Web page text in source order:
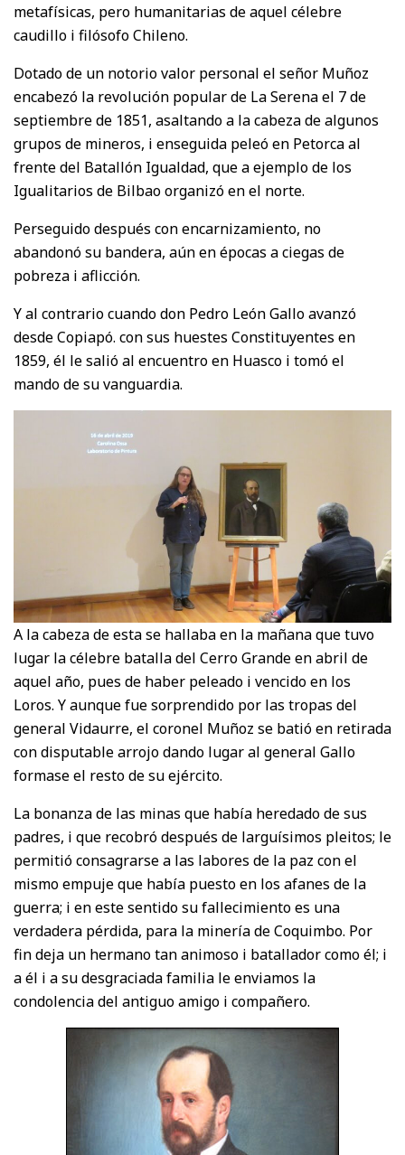
metafísicas, pero humanitarias de aquel célebre
caudillo i filósofo Chileno.
Dotado de un notorio valor personal el señor Muñoz
encabezó la revolución popular de La Serena el 7 de
septiembre de 1851, asaltando a la cabeza de algunos
grupos de mineros, i enseguida peleó en Petorca al
frente del Batallón Igualdad, que a ejemplo de los
Igualitarios de Bilbao organizó en el norte.
Perseguido después con encarnizamiento, no
abandonó su bandera, aún en épocas a ciegas de
pobreza i aflicción.
Y al contrario cuando don Pedro León Gallo avanzó
desde Copiapó. con sus huestes Constituyentes en
1859, él le salió al encuentro en Huasco i tomó el
mando de su vanguardia.
A la cabeza de esta se hallaba en la mañana que tuvo
lugar la célebre batalla del Cerro Grande en abril de
aquel año, pues de haber peleado i vencido en los
Loros. Y aunque fue sorprendido por las tropas del
general Vidaurre, el coronel Muñoz se batió en retirada
con disputable arrojo dando lugar al general Gallo
formase el resto de su ejército.
La bonanza de las minas que había heredado de sus
padres, i que recobró después de larguísimos pleitos; le
permitió consagrarse a las labores de la paz con el
mismo empuje que había puesto en los afanes de la
guerra; i en este sentido su fallecimiento es una
verdadera pérdida, para la minería de Coquimbo. Por
fin deja un hermano tan animoso i batallador como él; i
a él i a su desgraciada familia le enviamos la
condolencia del antiguo amigo i compañero.